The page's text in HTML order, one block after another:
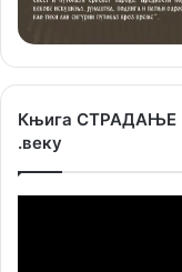
Књига СТРАДАЊЕ
.веку